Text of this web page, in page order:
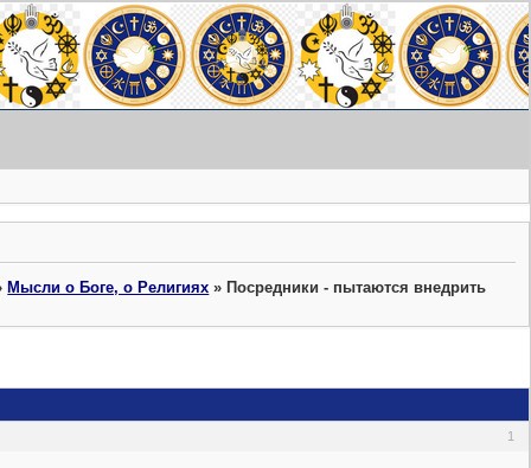
Мысли о Боге, о Религиях »Посредники - пытаются внедрить
1